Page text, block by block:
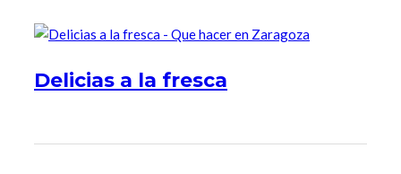
Delicias a la fresca